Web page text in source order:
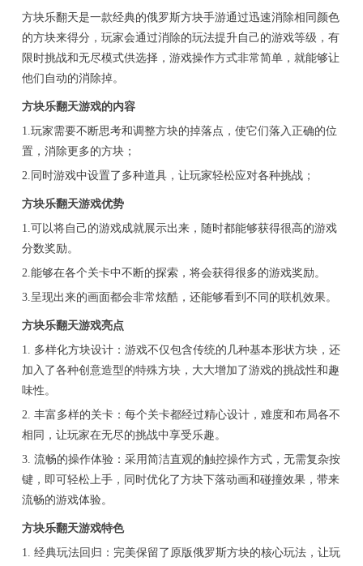
方块乐翻天是一款经典的俄罗斯方块手游通过迅速消除相同颜色
的方块来得分，玩家会通过消除的玩法提升自己的游戏等级，有
限时挑战和无尽模式供选择，游戏操作方式非常简单，就能够让
他们自动的消除掉。
方块乐翻天游戏的内容
1.玩家需要不断思考和调整方块的掉落点，使它们落入正确的位
置，消除更多的方块；
2.同时游戏中设置了多种道具，让玩家轻松应对各种挑战；
方块乐翻天游戏优势
1.可以将自己的游戏成就展示出来，随时都能够获得很高的游戏
分数奖励。
2.能够在各个关卡中不断的探索，将会获得很多的游戏奖励。
3.呈现出来的画面都会非常炫酷，还能够看到不同的联机效果。
方块乐翻天游戏亮点
1. 多样化方块设计：游戏不仅包含传统的几种基本形状方块，还
加入了各种创意造型的特殊方块，大大增加了游戏的挑战性和趣
味性。
2. 丰富多样的关卡：每个关卡都经过精心设计，难度和布局各不
相同，让玩家在无尽的挑战中享受乐趣。
3. 流畅的操作体验：采用简洁直观的触控操作方式，无需复杂按
键，即可轻松上手，同时优化了方块下落动画和碰撞效果，带来
流畅的游戏体验。
方块乐翻天游戏特色
1. 经典玩法回归：完美保留了原版俄罗斯方块的核心玩法，让玩